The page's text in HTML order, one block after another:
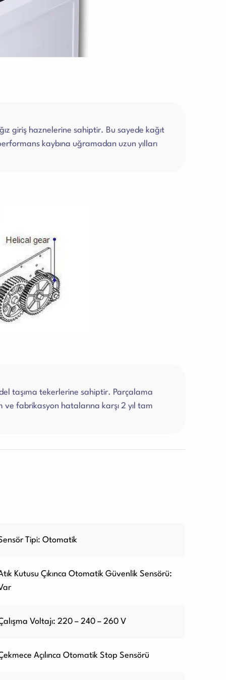
giriş haznelerine sahiptir. Bu sayede kağıt
kaybına uğramadan uzun yılları
taşıma tekerlerine sahiptir. Parçalama
ve fabrikasyon hatalarına karşı 2 yıl tam
Tipi: Otomatik
Kutusu Çıkınca Otomatik Güvenlik Sensörü:
Voltajı: 220 – 240 – 260 V
Açılınca Otomatik Stop Sensörü